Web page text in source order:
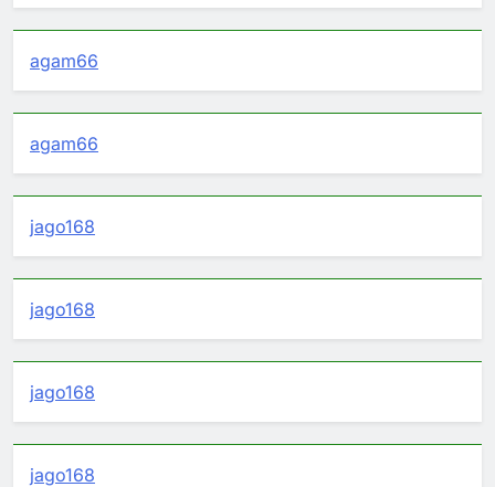
agam66
agam66
jago168
jago168
jago168
jago168